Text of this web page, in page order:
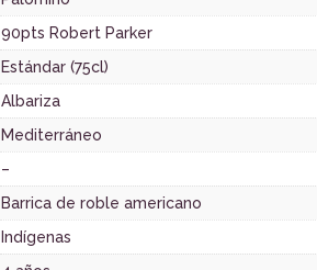
90pts Robert Parker
Estándar (75cl)
Albariza
Mediterráneo
–
Barrica de roble americano
Indígenas